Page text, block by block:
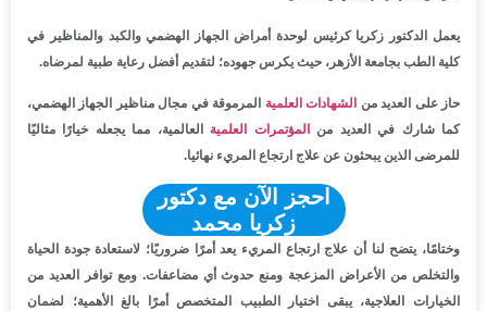
يعمل الدكتور زكريا كرئيس لوحدة أمراض الجهاز الهضمي والكبد والمناظير في
كلية الطب بجامعة الأزهر، حيث يكرس جهوده؛ لتقديم أفضل رعاية طبية لمرضاه.
حاز على العديد من الشهادات العلمية
المرموقة في مجال مناظير الجهاز الهضمي،
كما شارك في العديد من
المؤتمرات العلمية العالمية، مما يجعله خيارًا مثاليًا
للمرضى الذين يبحثون عن علاج ارتجاع المريء نهائيا.
احجز الآن مع دكتور
زكريا محمد
وختامًا، يتضح لنا أن علاج ارتجاع المريء يعد أمرًا ضروريًا؛ لاستعادة جودة الحياة
والتخلص من الأعراض المزعجة ومنع حدوث أي مضاعفات. ومع توافر العديد من
الخيارات العلاجية، يبقى اختيار الطبيب المتخصص أمرًا بالغ الأهمية؛ لضمان